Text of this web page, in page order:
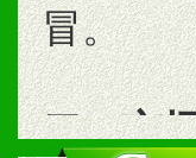
冒。
二、市